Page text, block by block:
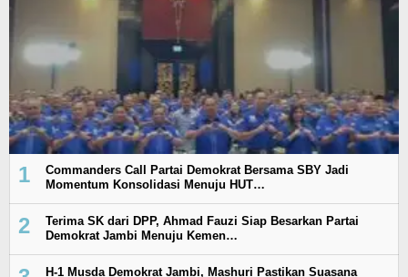
1
Commanders Call Partai Demokrat Bersama SBY Jadi
Momentum Konsolidasi Menuju HUT…
2
Terima SK dari DPP, Ahmad Fauzi Siap Besarkan Partai
Demokrat Jambi Menuju Kemen…
H-1 Musda Demokrat Jambi, Mashuri Pastikan Suasana